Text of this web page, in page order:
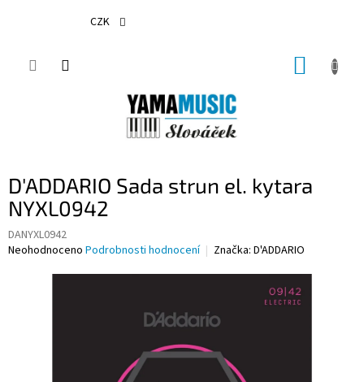
CZK
D'ADDARIO Sada strun el. kytara
NYXL0942
DANYXL0942
Průměrné
Neohodnoceno Podrobnosti hodnocení Značka: D'ADDARIO